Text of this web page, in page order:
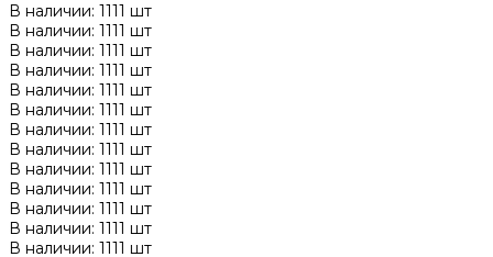
В наличии: 1111 шт
В наличии: 1111 шт
В наличии: 1111 шт
В наличии: 1111 шт
В наличии: 1111 шт
В наличии: 1111 шт
В наличии: 1111 шт
В наличии: 1111 шт
В наличии: 1111 шт
В наличии: 1111 шт
В наличии: 1111 шт
В наличии: 1111 шт
В наличии: 1111 шт